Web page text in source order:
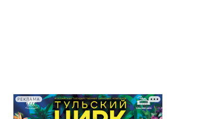
РЕКЛАМА